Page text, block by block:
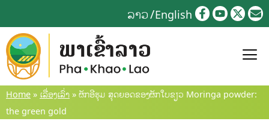
to
content
ລາວ English
Home » ເລື່ອງເລົ່າ » ຜັກອີຮຸມ ສຸດຍອດຂອງຜັກໃບຂຽວ Moringa powder:
the green gold